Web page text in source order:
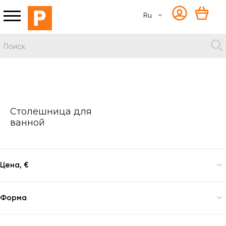
Ru
Столешница для
ванной
Цена, €
Форма